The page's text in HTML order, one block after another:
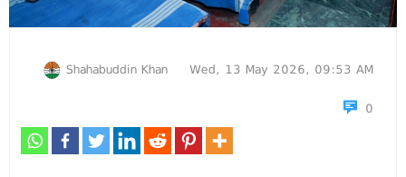
Shahabuddin Khan
Wed, 13 May 2026, 09:53 AM
0